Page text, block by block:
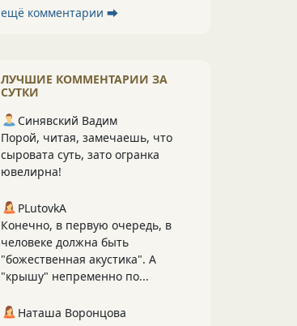
ещё комментарии ⮕
ЛУЧШИЕ КОММЕНТАРИИ ЗА
СУТКИ
Синявский Вадим
Порой, читая, замечаешь, что
сыровата суть, зато огранка
ювелирна!
PLutоvkА
Конечно, в первую очередь, в
человеке должна быть
"божественная акустика". А
"крышу" непременно по...
Наташа Воронцова